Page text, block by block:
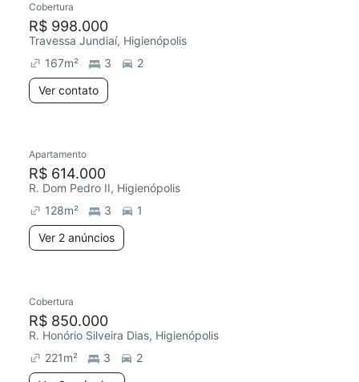
Cobertura
R$ 998.000
Travessa Jundiaí, Higienópolis
167m² 3
2
Ver contato
Apartamento
R$ 614.000
R. Dom Pedro II, Higienópolis
128m² 3
1
Ver 2 anúncios
Cobertura
R$ 850.000
R. Honório Silveira Dias, Higienópolis
221m² 3
2